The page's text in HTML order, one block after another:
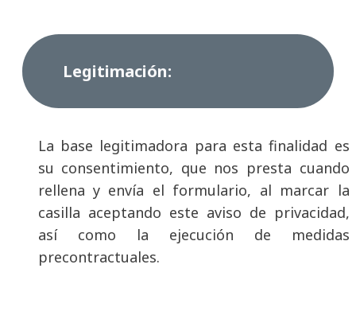
Legitimación:
La base legitimadora para esta finalidad es
su consentimiento, que nos presta cuando
rellena y envía el formulario, al marcar la
casilla aceptando este aviso de privacidad,
así como la ejecución de medidas
precontractuales.